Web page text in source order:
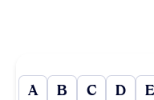
A B C D E